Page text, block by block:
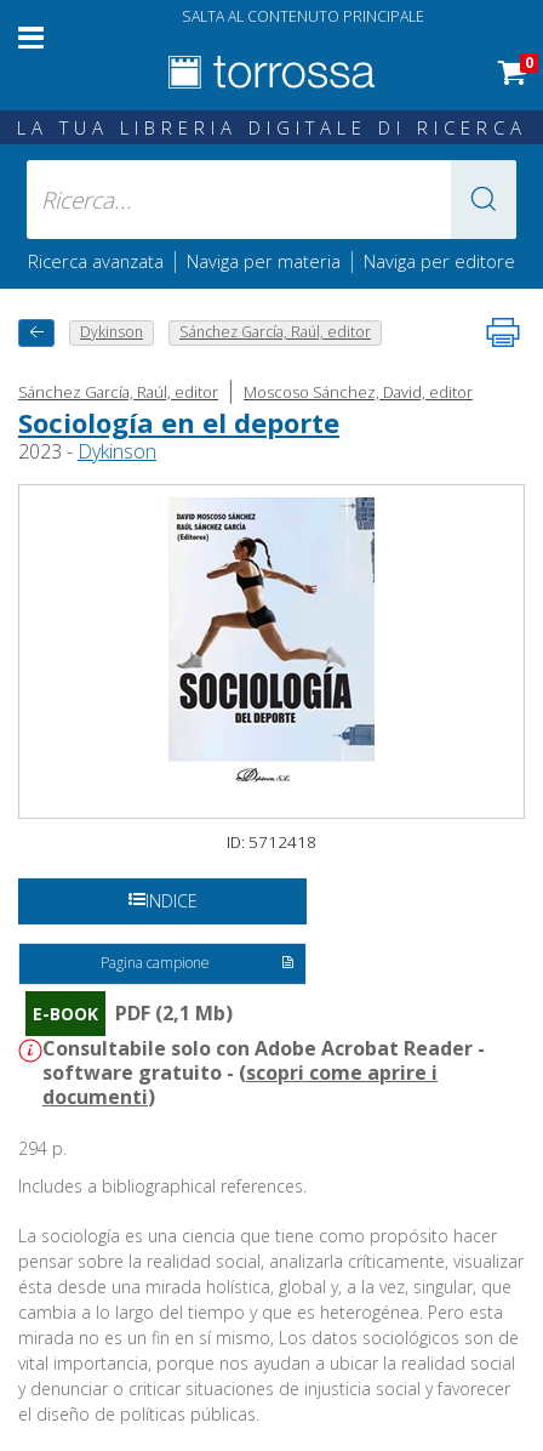
SALTA AL CONTENUTO PRINCIPALE
0
LA TUA LIBRERIA DIGITALE DI RICERCA
Ricerca avanzata | Naviga per materia | Naviga per editore
Dykinson Sánchez García, Raúl, editor
Sánchez García, Raúl, editor | Moscoso Sánchez, David, editor
Sociología en el deporte
2023 - Dykinson
ID: 5712418
INDICE
Pagina campione
E-BOOK
PDF (2,1 Mb)
Consultabile solo con Adobe Acrobat Reader -
software gratuito - (scopri come aprire i
documenti)
294 p.
Includes a bibliographical references.
La sociología es una ciencia que tiene como propósito hacer
pensar sobre la realidad social, analizarla críticamente, visualizar
ésta desde una mirada holística, global y, a la vez, singular, que
cambia a lo largo del tiempo y que es heterogénea. Pero esta
mirada no es un fin en sí mismo, Los datos sociológicos son de
vital importancia, porque nos ayudan a ubicar la realidad social
y denunciar o criticar situaciones de injusticia social y favorecer
el diseño de políticas públicas.